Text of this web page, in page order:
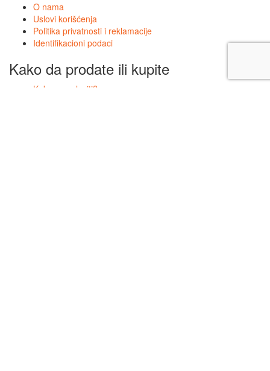
O nama
Uslovi korišćenja
Politika privatnosti i reklamacije
Identifikacioni podaci
Kako da prodate ili kupite
Kako se oglasiti?